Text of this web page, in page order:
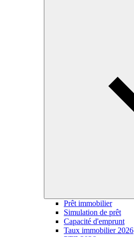
Prêt immobilier
Simulation de prêt
Capacité d'emprunt
Taux immobilier 2026